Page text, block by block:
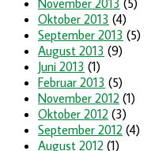
Oktober 2013 (4)
September 2013 (5)
August 2013 (9)
Juni 2013 (1)
Februar 2013 (5)
November 2012 (1)
Oktober 2012 (3)
September 2012 (4)
August 2012 (1)